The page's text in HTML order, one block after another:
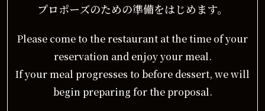
プロポーズのための準備をはじめます。
Please come to the restaurant at the time of your
reservation and enjoy your meal.
If your meal progresses to before dessert, we will
begin preparing for the proposal.